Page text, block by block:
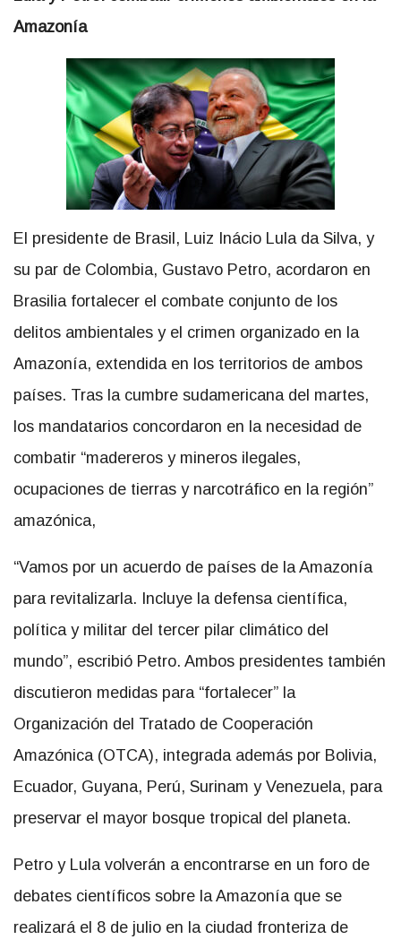
Amazonía
El presidente de Brasil, Luiz Inácio Lula da Silva, y
su par de Colombia, Gustavo Petro, acordaron en
Brasilia fortalecer el combate conjunto de los
delitos ambientales y el crimen organizado en la
Amazonía, extendida en los territorios de ambos
países. Tras la cumbre sudamericana del martes,
los mandatarios concordaron en la necesidad de
combatir “madereros y mineros ilegales,
ocupaciones de tierras y narcotráfico en la región”
amazónica,
“Vamos por un acuerdo de países de la Amazonía
para revitalizarla. Incluye la defensa científica,
política y militar del tercer pilar climático del
mundo”, escribió Petro. Ambos presidentes también
discutieron medidas para “fortalecer” la
Organización del Tratado de Cooperación
Amazónica (OTCA), integrada además por Bolivia,
Ecuador, Guyana, Perú, Surinam y Venezuela, para
preservar el mayor bosque tropical del planeta.
Petro y Lula volverán a encontrarse en un foro de
debates científicos sobre la Amazonía que se
realizará el 8 de julio en la ciudad fronteriza de